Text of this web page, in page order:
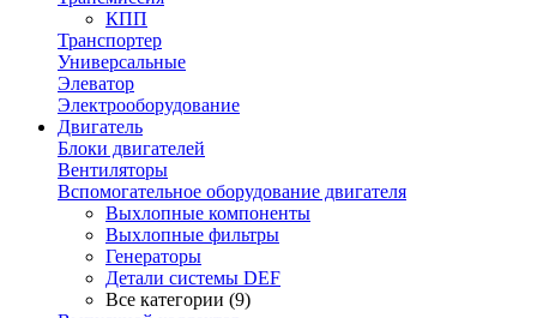
КПП
Транспортер
Универсальные
Элеватор
Электрооборудование
Двигатель
Блоки двигателей
Вентиляторы
Вспомогательное оборудование двигателя
Выхлопные компоненты
Выхлопные фильтры
Генераторы
Детали системы DEF
Все категории (9)